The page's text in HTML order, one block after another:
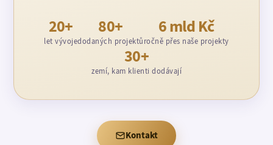
20+
let vývoje
80+
dodaných projektů
6 mld Kč
ročně přes naše projekty
30+
zemí, kam klienti dodávají
Kontakt